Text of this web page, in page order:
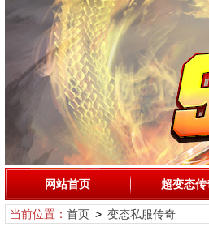
网站首页 超变态
当前位置： 首页> 变态私服传奇